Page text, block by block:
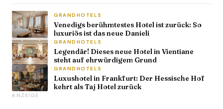
GRANDHOTELS
Venedigs berühmtestes Hotel ist zurück: So
luxuriös ist das neue Danieli
GRANDHOTELS
Legendär! Dieses neue Hotel in Vientiane
steht auf ehrwürdigem Grund
GRANDHOTELS
Luxushotel in Frankfurt: Der Hessische Hof
kehrt als Taj Hotel zurück
ANZEIGE